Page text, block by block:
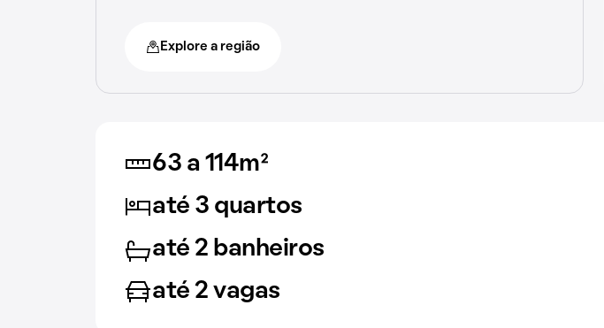
Explore a região
63 a 114m²
até 3 quartos
até 2 banheiros
até 2 vagas